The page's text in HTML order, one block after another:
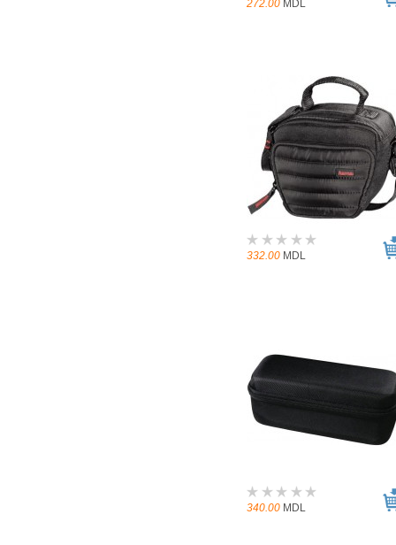
272.00 MDL
332.00 MDL
340.00 MDL